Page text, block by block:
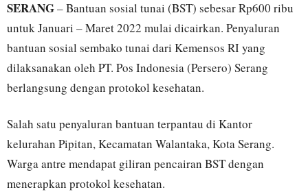
SERANG– Bantuan sosial tunai (BST) sebesar Rp600 ribu
untuk Januari – Maret 2022 mulai dicairkan. Penyaluran
bantuan sosial sembako tunai dari Kemensos RI yang
dilaksanakan oleh PT. Pos Indonesia (Persero) Serang
berlangsung dengan protokol kesehatan.
Salah satu penyaluran bantuan terpantau di Kantor
kelurahan Pipitan, Kecamatan Walantaka, Kota Serang.
Warga antre mendapat giliran pencairan BST dengan
menerapkan protokol kesehatan.